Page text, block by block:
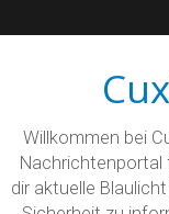
Willkommen bei
Nachrichtenportal
dir aktuelle